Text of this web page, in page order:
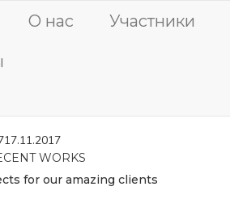
О нас Участники
17.11.2017
WORKS
for our amazing clients